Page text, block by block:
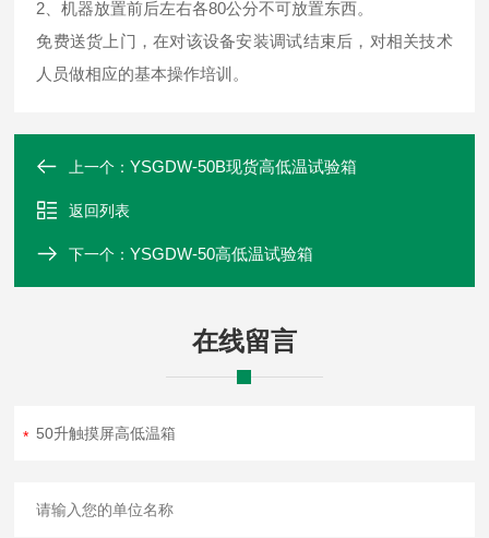
2、机器放置前后左右各80公分不可放置东西。
免费送货上门，在对该设备安装调试结束后，对相关技术
人员做相应的基本操作培训。
上一个：YSGDW-50B现货高低温试验箱
返回列表
下一个：YSGDW-50高低温试验箱
在线留言